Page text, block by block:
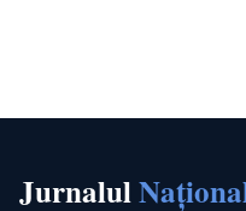
Jurnalul